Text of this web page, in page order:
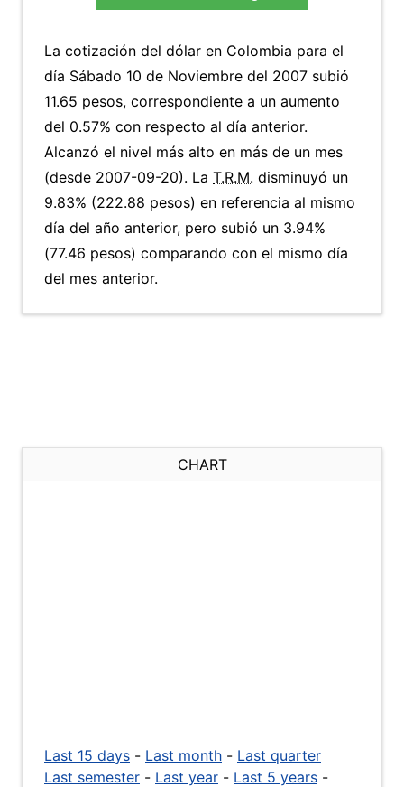
La cotización del dólar en Colombia para el
día Sábado 10 de Noviembre del 2007 subió
11.65 pesos, correspondiente a un aumento
del 0.57% con respecto al día anterior.
Alcanzó el nivel más alto en más de un mes
(desde 2007-09-20). La T.R.M. disminuyó un
9.83% (222.88 pesos) en referencia al mismo
día del año anterior, pero subió un 3.94%
(77.46 pesos) comparando con el mismo día
del mes anterior.
CHART
Last 15 days - Last month - Last quarter
Last semester - Last year - Last 5 years -